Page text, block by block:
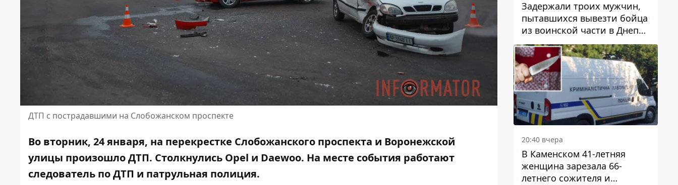
ДТП с пострадавшими на Слобожанском проспекте
Во вторник, 24 января, на перекрестке Слобожанского проспекта и Воронежской
улицы произошло ДТП. Столкнулись Opel и Daewoo. На месте события работают
следователь по ДТП и патрульная полиция.
Задержали троих мужчин,
пытавшихся вывезти бойца
из воинской части в Днепр
за 7 тысяч долларов: среди
них был врач
20:40 вчера
В Каменском 41-летняя
женщина зарезала 66-
летнего сожителя и